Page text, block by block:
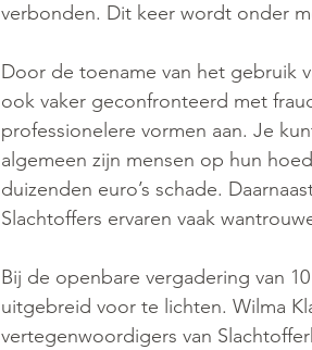
verbonden. Dit keer wordt onder
Door de toename van het gebruik
ook vaker geconfronteerd met
professionelere vormen aan. Je
algemeen zijn mensen op hun
duizenden euro’s schade.
Slachtoffers ervaren vaak
Bij de openbare vergadering van
uitgebreid voor te lichten. Wilma
vertegenwoordigers van